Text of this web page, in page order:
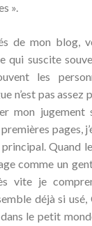
».
de mon blog,
qui suscite
les
n’est pas assez
mon jugement
pages,
Quand
comme un
vite je
déjà si usé,
le petit